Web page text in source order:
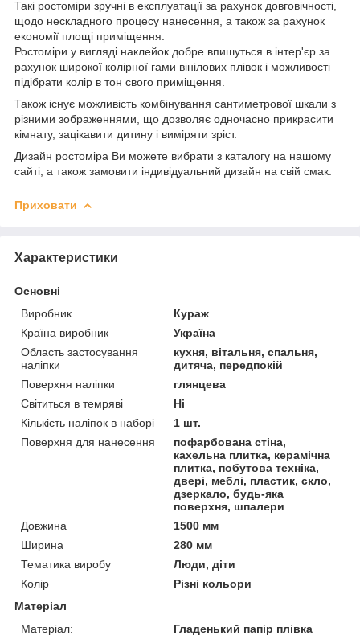
Такі ростоміри зручні в експлуатації за рахунок довговічності,
щодо нескладного процесу нанесення, а також за рахунок
економії площі приміщення.
Ростоміри у вигляді наклейок добре впишуться в інтер'єр за
рахунок широкої колірної гами вінілових плівок і можливості
підібрати колір в тон свого приміщення.
Також існує можливість комбінування сантиметрової шкали з
різними зображеннями, що дозволяє одночасно прикрасити
кімнату, зацікавити дитину і виміряти зріст.
Дизайн ростоміра Ви можете вибрати з каталогу на нашому
сайті, а також замовити індивідуальний дизайн на свій смак.
Приховати
Характеристики
Основні
Виробник
Кураж
Країна виробник
Україна
Область застосування
наліпки
кухня, вітальня, спальня,
дитяча, передпокій
Поверхня наліпки
глянцева
Світиться в темряві
Ні
Кількість наліпок в наборі
1 шт.
Поверхня для нанесення
пофарбована стіна,
кахельна плитка, керамічна
плитка, побутова техніка,
двері, меблі, пластик, скло,
дзеркало, будь-яка
поверхня, шпалери
Довжина
1500 мм
Ширина
280 мм
Тематика виробу
Люди, діти
Колір
Різні кольори
Матеріал
Матеріал:
Гладенький папір плівка